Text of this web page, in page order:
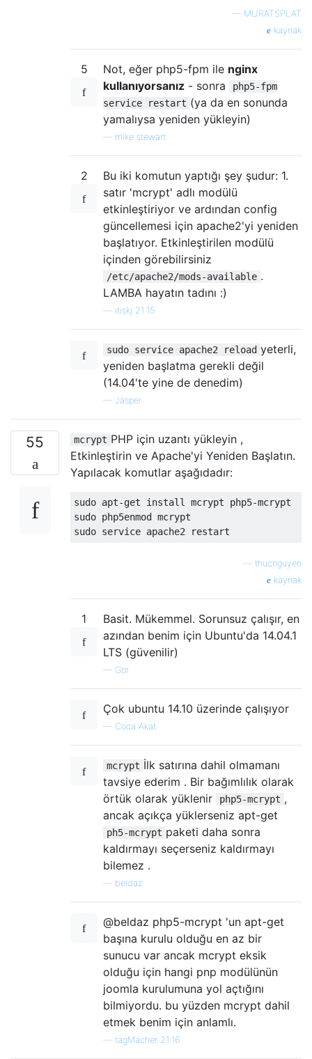
— MURATSPLAT
kaynak
5 Not, eğer php5-fpm ile nginx
kullanıyorsanız - sonra
php5-fpm
service restart (ya da en sonunda
yamalıysa yeniden yükleyin)
mike stewart
2
Bu iki komutun yaptığı şey şudur: 1.
satır 'mcrypt' adlı modülü
etkinleştiriyor ve ardından config
güncellemesi için apache2'yi yeniden
başlatıyor. Etkinleştirilen modülü
içinden görebilirsiniz
/etc/apache2/mods-available .
LAMBA hayatın tadını :)
itiskj 21:15
sudo service apache2 reload yeterli,
yeniden başlatma gerekli değil
(14.04'te yine de denedim)
— Jasper
55 mcrypt PHP için uzantı yükleyin ,
Etkinleştirin ve Apache'yi Yeniden Başlatın.
Yapılacak komutlar aşağıdadır:
sudo apt-get install mcrypt php5-mcrypt
sudo php5enmod mcrypt
thucnguyen
kaynak
1
Basit. Mükemmel. Sorunsuz çalışır, en
azından benim için Ubuntu'da 14.04.1
LTS (güvenilir)
— Gor
Çok ubuntu 14.10 üzerinde çalışıyor
— Coca Akat
mcrypt İlk satırına dahil olmamanı
tavsiye ederim . Bir bağımlılık olarak
örtük olarak yüklenir
php5-mcrypt ,
ancak açıkça yüklerseniz apt-get
ph5-mcrypt paketi daha sonra
kaldırmayı seçerseniz kaldırmayı
bilemez .
beldaz
@beldaz php5-mcrypt 'un apt-get
başına kurulu olduğu en az bir
sunucu var ancak mcrypt eksik
olduğu için hangi pnp modülünün
joomla kurulumuna yol açtığını
bilmiyordu. bu yüzden mcrypt dahil
etmek benim için anlamlı.
tagMacher 21:16